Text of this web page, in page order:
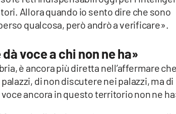
Allora quando io sento dire che sono
qualcosa, però andrò a verificare».
voce a chi non ne ha»
è ancora più diretta nell’affermare che
di non discutere nei palazzi, ma di
ancora in questo territorio non ne